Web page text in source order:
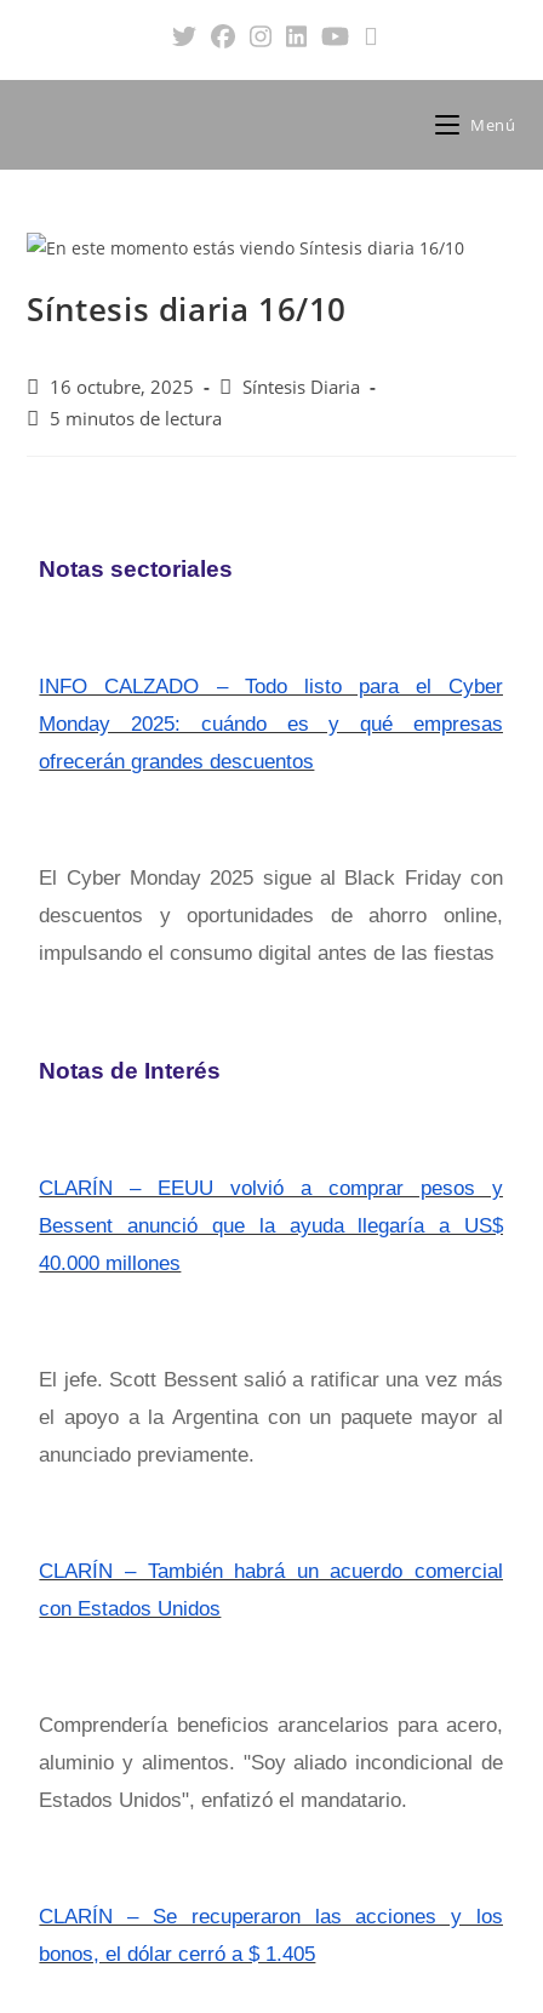
Menú
Síntesis diaria 16/10
16 octubre, 2025
Síntesis Diaria
5 minutos de lectura
Notas sectoriales
INFO CALZADO – Todo listo para el Cyber
Monday 2025: cuándo es y qué empresas
ofrecerán grandes descuentos
El Cyber Monday 2025 sigue al Black Friday con
descuentos y oportunidades de ahorro online,
impulsando el consumo digital antes de las fiestas
Notas de Interés
CLARÍN – EEUU volvió a comprar pesos y
Bessent anunció que la ayuda llegaría a US$
40.000 millones
El jefe. Scott Bessent salió a ratificar una vez más
el apoyo a la Argentina con un paquete mayor al
anunciado previamente.
CLARÍN – También habrá un acuerdo comercial
con Estados Unidos
Comprendería beneficios arancelarios para acero,
aluminio y alimentos. "Soy aliado incondicional de
Estados Unidos", enfatizó el mandatario.
CLARÍN – Se recuperaron las acciones y los
bonos, el dólar cerró a $ 1.405